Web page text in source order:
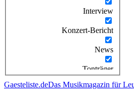
Interview
Konzert-Bericht
News
Tonträger
Gaesteliste.deDas Musikmagazin für